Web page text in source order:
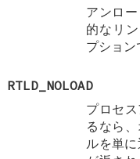
アンロ
的なリ
プション
RTLD_NOLOAD
プロセ
るなら
ルを単